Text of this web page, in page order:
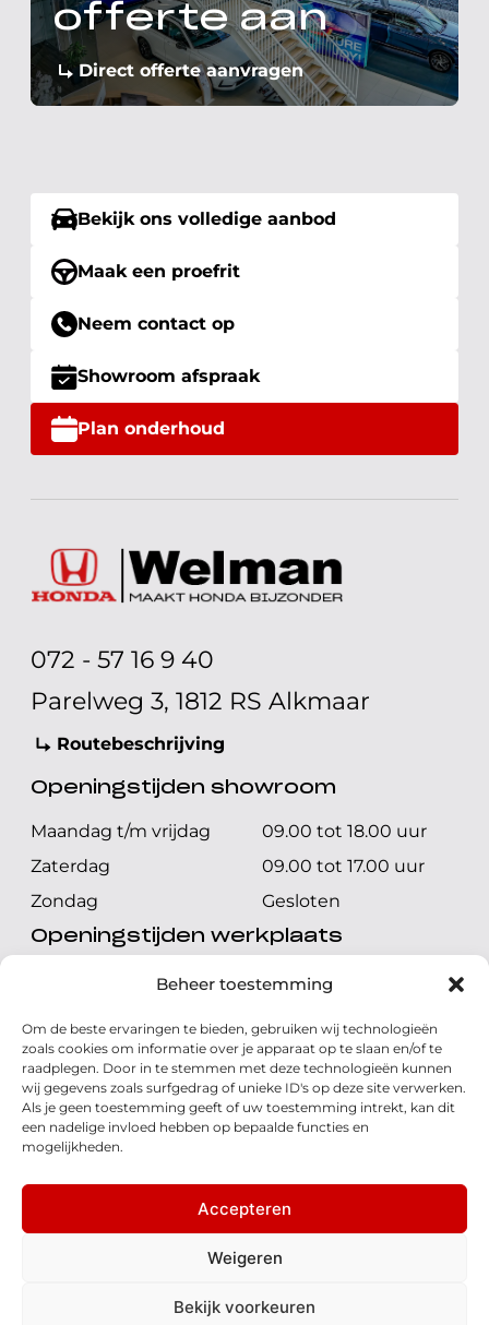
Beheer toestemming
Om de beste ervaringen te bieden, gebruiken wij technologieën
zoals cookies om informatie over je apparaat op te slaan en/of te
raadplegen. Door in te stemmen met deze technologieën kunnen
wij gegevens zoals surfgedrag of unieke ID's op deze site verwerken.
Als je geen toestemming geeft of uw toestemming intrekt, kan dit
een nadelige invloed hebben op bepaalde functies en
mogelijkheden.
Accepteren
Weigeren
Bekijk voorkeuren
offerte aan
Direct offerte aanvragen
Bekijk ons volledige aanbod
Maak een proefrit
Neem contact op
Showroom afspraak
Plan onderhoud
072 - 57 16 9 40
Parelweg 3, 1812 RS Alkmaar
Routebeschrijving
Openingstijden showroom
Maandag t/m vrijdag
09.00 tot 18.00 uur
Zaterdag
09.00 tot 17.00 uur
Zondag
Gesloten
Openingstijden werkplaats
Maandag t/m vrijdag
08.00 tot 17.00 uur
Zondag
Gesloten
Volg ons
© 2026 - Honda Welman
Algemene voorwaarden